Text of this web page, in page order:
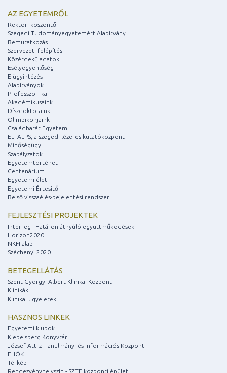
AZ EGYETEMRŐL
Rektori köszöntő
Szegedi Tudományegyetemért Alapítvány
Bemutatkozás
Szervezeti felépítés
Közérdekű adatok
Esélyegyenlőség
E-ügyintézés
Alapítványok
Professzori kar
Akadémikusaink
Díszdoktoraink
Olimpikonjaink
Családbarát Egyetem
ELI-ALPS, a szegedi lézeres kutatóközpont
Minőségügy
Szabályzatok
Egyetemtörténet
Centenárium
Egyetemi élet
Egyetemi Értesítő
Belső visszaélés-bejelentési rendszer
FEJLESZTÉSI PROJEKTEK
Interreg - Határon átnyúló együttműködések
Horizon2020
NKFI alap
Széchenyi 2020
BETEGELLÁTÁS
Szent-Györgyi Albert Klinikai Központ
Klinikák
Klinikai ügyeletek
HASZNOS LINKEK
Egyetemi klubok
Klebelsberg Könyvtár
József Attila Tanulmányi és Információs Központ
EHÖK
Térkép
Rendezvényhelyszín - SZTE központi épület